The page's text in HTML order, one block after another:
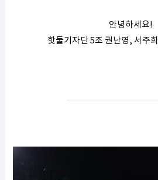
안녕하세요!
핫둘기자단 5조 권난영, 서주